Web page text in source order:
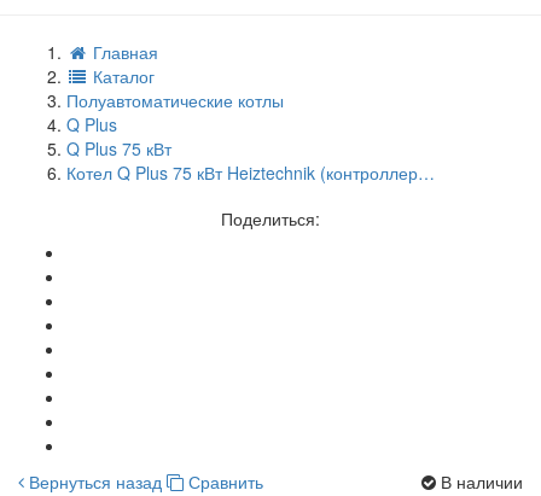
Главная
Каталог
Полуавтоматические котлы
Q Plus
Q Plus 75 кВт
Котел Q Plus 75 кВт Heiztechnik (контроллер…
Поделиться:
Вернуться назад Сравнить В наличии